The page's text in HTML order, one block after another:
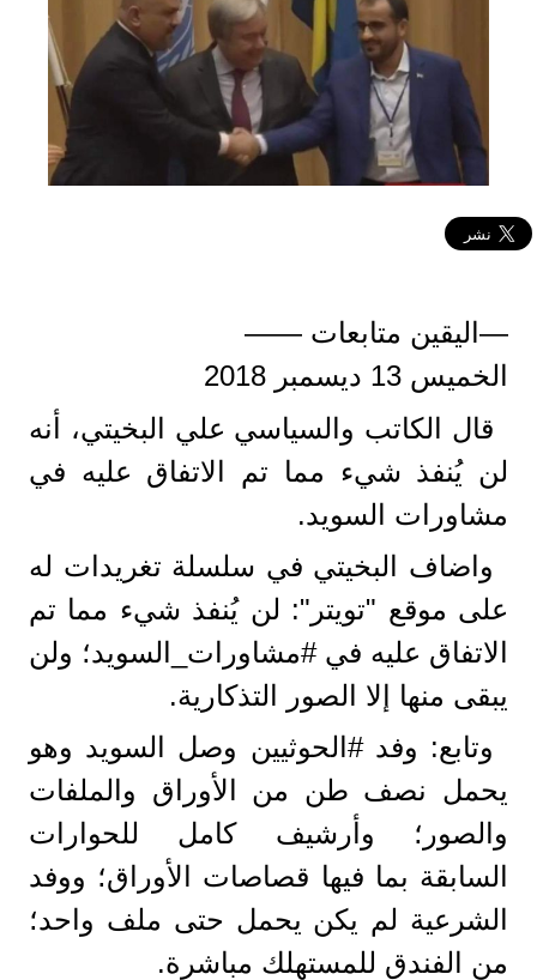
—اليقين متابعات ——
الخميس 13 ديسمبر 2018
قال الكاتب والسياسي علي البخيتي، أنه
لن يُنفذ شيء مما تم الاتفاق عليه في
واضاف البخيتي في سلسلة تغريدات له
على موقع "تويتر": لن يُنفذ شيء مما تم
الاتفاق عليه في ‎#مشاورات_السويد؛ ولن
يبقى منها إلا الصور التذكارية.
وتابع: وفد ‎#الحوثيين وصل السويد وهو
يحمل نصف طن من الأوراق والملفات
والصور؛ وأرشيف كامل للحوارات
السابقة بما فيها قصاصات الأوراق؛ ووفد
الشرعية لم يكن يحمل حتى ملف واحد؛
من الفندق للمستهلك مباشرة.